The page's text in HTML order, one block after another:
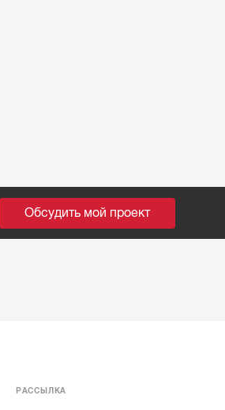
Обсудить мой проект
РАССЫЛКА